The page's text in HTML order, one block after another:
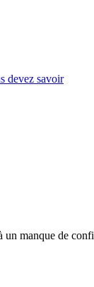
devez savoir
manque de